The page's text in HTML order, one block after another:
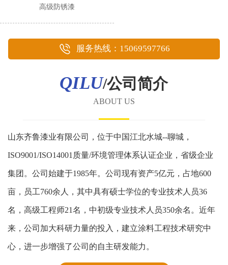
高级防锈漆
服务热线：15069597766
QILU/公司简介
ABOUT US
山东齐鲁漆业有限公司，位于中国江北水城--聊城，
ISO9001/ISO14001质量/环境管理体系认证企业，省级企业
集团。公司始建于1985年。公司现有资产5亿元，占地600
亩，员工760余人，其中具有硕士学位的专业技术人员36
名，高级工程师21名，中初级专业技术人员350余名。近年
来，公司加大科研力量的投入，建立涂料工程技术研究中
心，进一步增强了公司的自主研发能力。